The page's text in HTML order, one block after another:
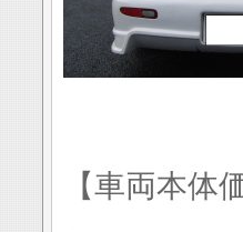
【車両本体